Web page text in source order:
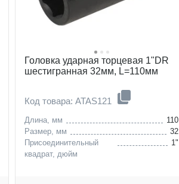
Головка ударная торцевая 1"DR
шестигранная 32мм, L=110мм
Код товара: ATAS121
Длина, мм
110
Размер, мм
32
Присоединительный
квадрат, дюйм
1"